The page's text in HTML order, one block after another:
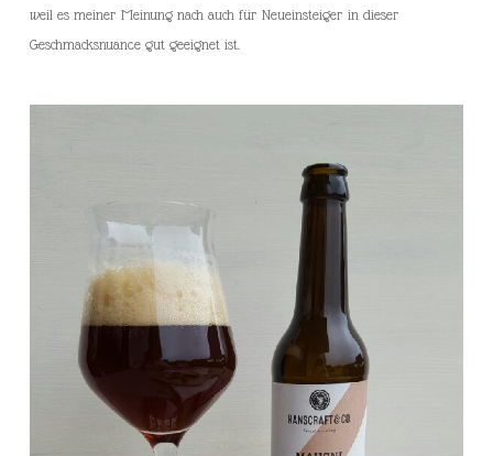
weil es meiner Meinung nach auch für Neueinsteiger in dieser
Geschmacksnuance gut geeignet ist.